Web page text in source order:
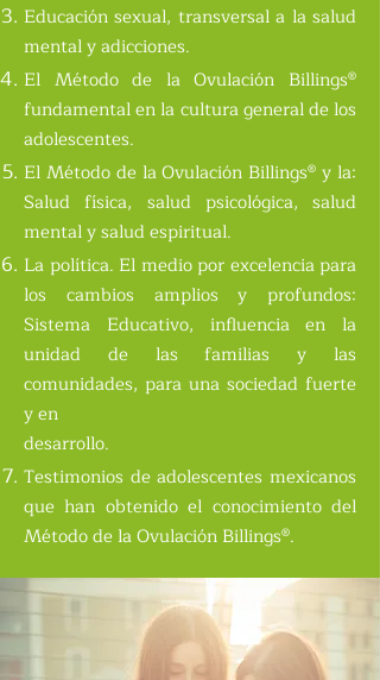
Educación sexual, transversal a la salud
mental y adicciones.
El Método de la Ovulación Billings®
fundamental en la cultura general de los
adolescentes.
El Método de la Ovulación Billings® y la:
Salud física, salud psicológica, salud
mental y salud espiritual.
La política. El medio por excelencia para
los cambios amplios y profundos:
Sistema Educativo, influencia en la
unidad de las familias y las
comunidades, para una sociedad fuerte
y en
desarrollo.
Testimonios de adolescentes mexicanos
que han obtenido el conocimiento del
Método de la Ovulación Billings®.